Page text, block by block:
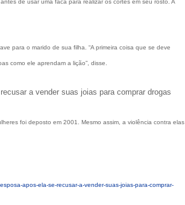
de usar uma faca para realizar os cortes em seu rosto. A
para o marido de sua filha. “A primeira coisa que se deve
como ele aprendam a lição”, disse.
foi deposto em 2001. Mesmo assim, a violência contra elas
apos-ela-se-recusar-a-vender-suas-joias-para-comprar-